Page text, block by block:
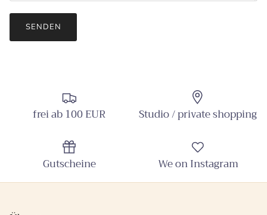
SENDEN
frei ab 100 EUR Studio / private shopping
Gutscheine We on Instagram